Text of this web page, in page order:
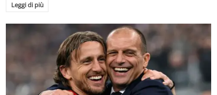
Leggi di più